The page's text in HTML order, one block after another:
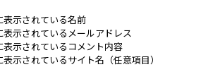
表示されている名前
表示されているメールアドレス
表示されているコメント内容
示されているサイト名（任意項目）